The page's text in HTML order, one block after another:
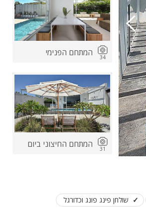
34 המתחם הפנימי
31 המתחם החיצוני ביום
שולחן פינג פונג וכדורגל